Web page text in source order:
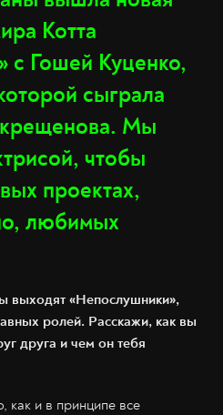
Котта
c Гошей Куценко,
сыграла
Мы
чтобы
проектах,
любимых
выходят «Непослушники»,
ролей. Расскажи, как вы
друга и чем он тебя
как и в принципе все